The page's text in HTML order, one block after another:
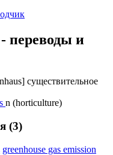
переводы и
существительное
n (horticulture)
(3)
greenhouse gas emission